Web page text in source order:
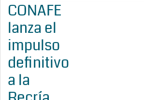
CONAFE
lanza el
impulso
definitivo
a la